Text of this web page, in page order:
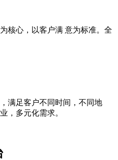
核心，以客户满 意为标准。全
满足客户不同时间，不同地
，多元化需求。